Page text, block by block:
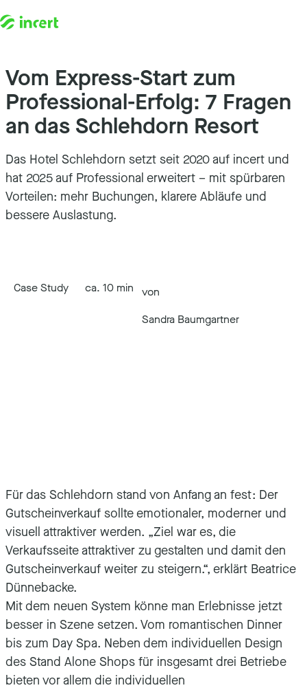
Zum Inhalt springen
Vom Express-Start zum
Professional-Erfolg: 7 Fragen
an das Schlehdorn Resort
Das Hotel Schlehdorn setzt seit 2020 auf incert und
hat 2025 auf Professional erweitert – mit spürbaren
Vorteilen: mehr Buchungen, klarere Abläufe und
bessere Auslastung.
Case Study ca. 10 min
von
Sandra Baumgartner
Für das Schlehdorn stand von Anfang an fest: Der
Gutscheinverkauf sollte emotionaler, moderner und
visuell attraktiver werden. „Ziel war es, die
Verkaufsseite attraktiver zu gestalten und damit den
Gutscheinverkauf weiter zu steigern.“, erklärt Beatrice
Dünnebacke.
Mit dem neuen System könne man Erlebnisse jetzt
besser in Szene setzen. Vom romantischen Dinner
bis zum Day Spa. Neben dem individuellen Design
des Stand Alone Shops für insgesamt drei Betriebe
bieten vor allem die individuellen